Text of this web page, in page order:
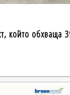
който обхваща